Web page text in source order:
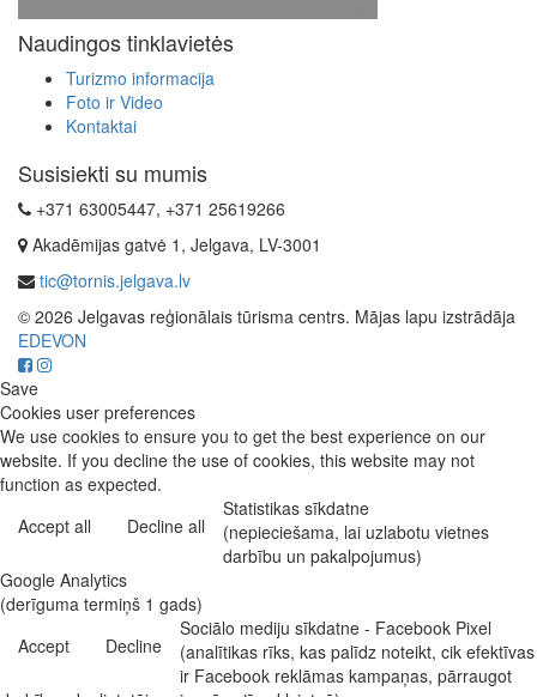
Naudingos tinklavietės
Turizmo informacija
Foto ir Video
Kontaktai
Susisiekti su mumis
+371 63005447, +371 25619266
Akadēmijas gatvė 1, Jelgava, LV-3001
tic@tornis.jelgava.lv
© 2026 Jelgavas reģionālais tūrisma centrs. Mājas lapu izstrādāja
EDEVON
Save
Cookies user preferences
We use cookies to ensure you to get the best experience on our
website. If you decline the use of cookies, this website may not
function as expected.
Accept all
Decline all
Statistikas sīkdatne
(nepieciešama, lai uzlabotu vietnes
darbību un pakalpojumus)
Google Analytics
(derīguma termiņš 1 gads)
Accept
Decline
Sociālo mediju sīkdatne - Facebook Pixel
(analītikas rīks, kas palīdz noteikt, cik efektīvas
ir Facebook reklāmas kampaņas, pārraugot